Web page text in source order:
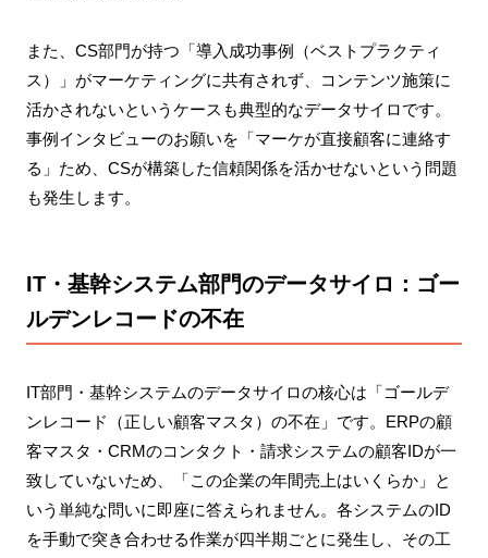
また、CS部門が持つ「導入成功事例（ベストプラクティ
ス）」がマーケティングに共有されず、コンテンツ施策に
活かされないというケースも典型的なデータサイロです。
事例インタビューのお願いを「マーケが直接顧客に連絡す
る」ため、CSが構築した信頼関係を活かせないという問題
も発生します。
IT・基幹システム部門のデータサイロ：ゴー
ルデンレコードの不在
IT部門・基幹システムのデータサイロの核心は「ゴールデ
ンレコード（正しい顧客マスタ）の不在」です。ERPの顧
客マスタ・CRMのコンタクト・請求システムの顧客IDが一
致していないため、「この企業の年間売上はいくらか」と
いう単純な問いに即座に答えられません。各システムのID
を手動で突き合わせる作業が四半期ごとに発生し、その工